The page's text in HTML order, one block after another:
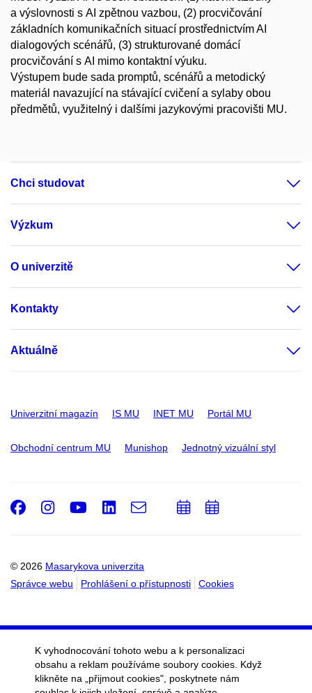
a výslovnosti s AI zpětnou vazbou, (2) procvičování
základních komunikačních situací prostřednictvím AI
dialogových scénářů, (3) strukturované domácí
procvičování s AI mimo kontaktní výuku.
Výstupem bude sada promptů, scénářů a metodický
materiál navazující na stávající cvičení a sylaby obou
předmětů, využitelný i dalšími jazykovými pracovišti MU.
Chci studovat
Výzkum
O univerzitě
Kontakty
Aktuálně
Univerzitní magazín IS MU INET MU Portál MU
Obchodní centrum MU Munishop Jednotný vizuální styl
© 2026 Masarykova univerzita
Správce webu
Prohlášení o přístupnosti Cookies
Facebook
Instagram
Youtube
LinkedIn
e-
PřidatPřidat
K vyhodnocování tohoto webu a k personalizaci
obsahu a reklam používáme soubory cookies. Když
klikněte na „přijmout cookies", poskytnete nám